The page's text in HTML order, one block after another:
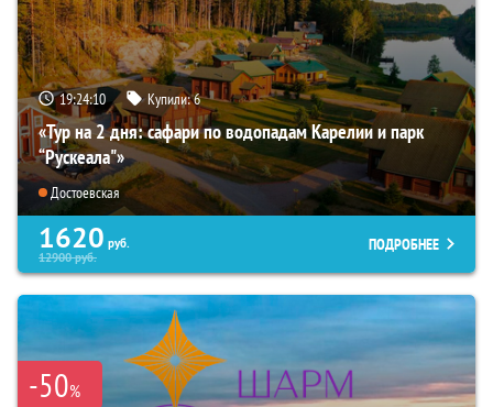
19:24:09 Купили:6
«Тур на 2 дня: сафари по водопадам Карелии и парк
“Рускеала"»
Достоевская
1620 руб.
12900руб.
ПОДРОБНЕЕ
-50%